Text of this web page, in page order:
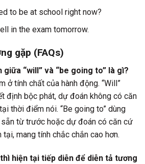
to be at school right now?
in the exam tomorrow.
gặp (FAQs)
giữa “will” và “be going to” là gì?
ở tính chất của hành động. “Will”
định bộc phát, dự đoán không có căn
thời điểm nói. “Be going to” dùng
từ trước hoặc dự đoán có căn cứ
mang tính chắc chắn cao hơn.
hiện tại tiếp diễn để diễn tả tương